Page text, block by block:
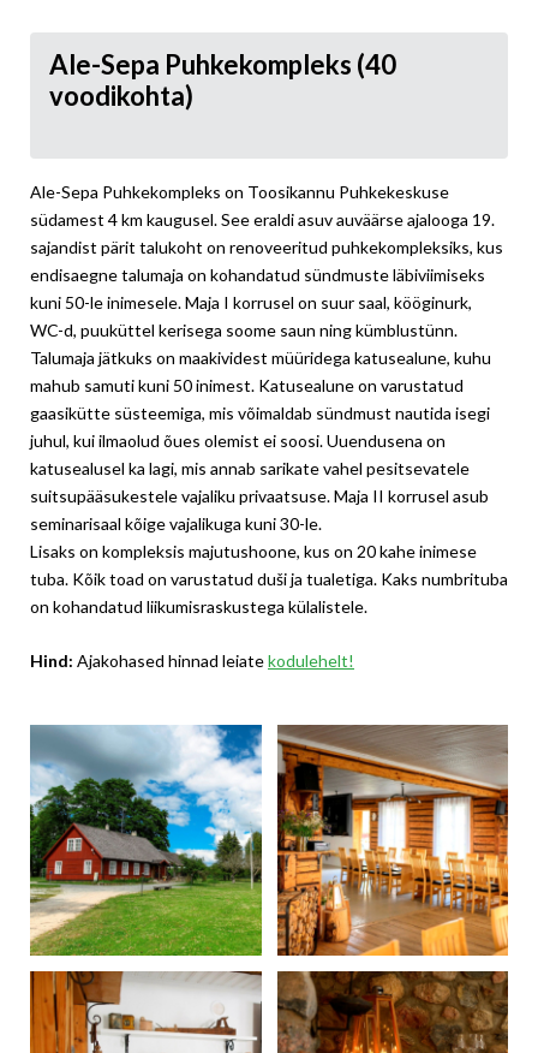
Ale-Sepa Puhkekompleks (40
voodikohta)
Ale-Sepa Puhkekompleks on Toosikannu Puhkekeskuse
südamest 4 km kaugusel. See eraldi asuv auväärse ajalooga 19.
sajandist pärit talukoht on renoveeritud puhkekompleksiks, kus
endisaegne talumaja on kohandatud sündmuste läbiviimiseks
kuni 50-le inimesele. Maja I korrusel on suur saal, kööginurk,
WC-d, puuküttel kerisega soome saun ning kümblustünn.
Talumaja jätkuks on maakividest müüridega katusealune, kuhu
mahub samuti kuni 50 inimest. Katusealune on varustatud
gaasikütte süsteemiga, mis võimaldab sündmust nautida isegi
juhul, kui ilmaolud õues olemist ei soosi. Uuendusena on
katusealusel ka lagi, mis annab sarikate vahel pesitsevatele
suitsupääsukestele vajaliku privaatsuse. Maja II korrusel asub
seminarisaal kõige vajalikuga kuni 30-le.
Lisaks on kompleksis majutushoone, kus on 20 kahe inimese
tuba. Kõik toad on varustatud duši ja tualetiga. Kaks numbrituba
on kohandatud liikumisraskustega külalistele.
Hind: Ajakohased hinnad leiatekodulehelt!